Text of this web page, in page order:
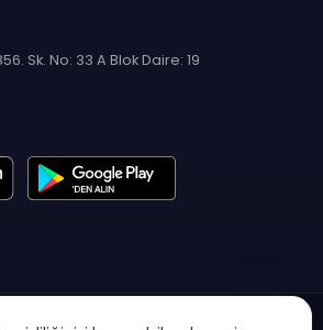
Sk. No: 33 A Blok Daire: 19